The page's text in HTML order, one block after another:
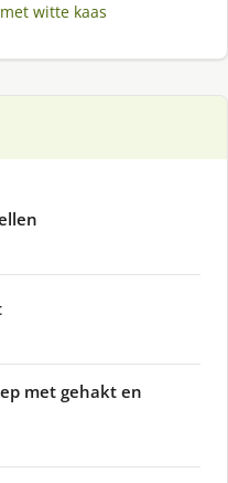
witte kaas
met gehakt en